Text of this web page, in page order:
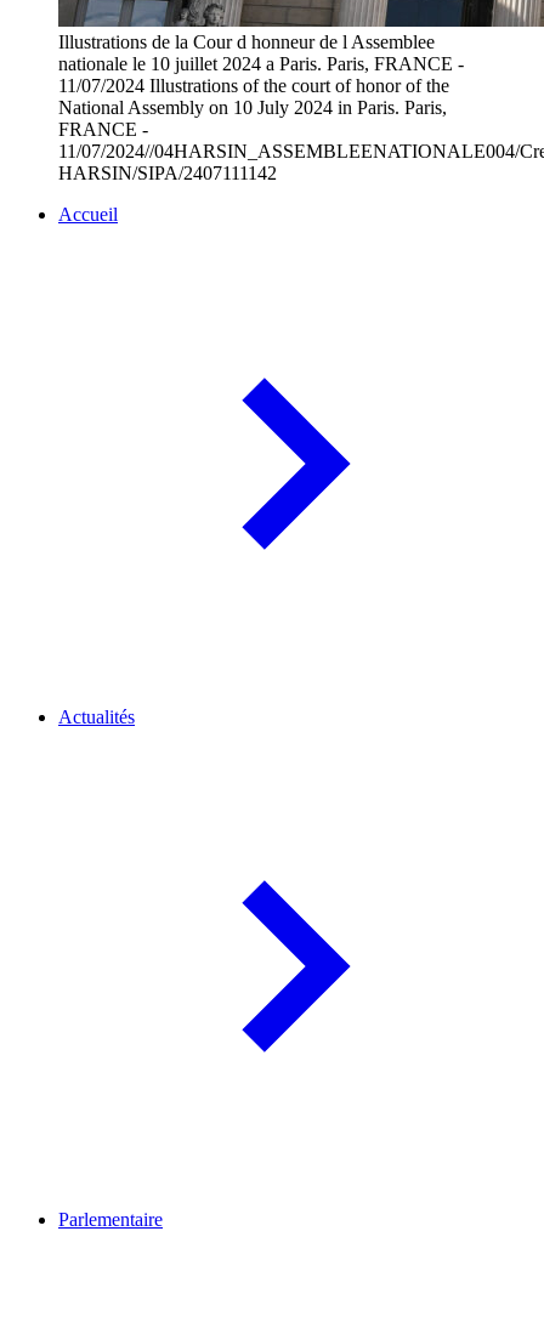
Illustrations de la Cour d honneur de l Assemblee
nationale le 10 juillet 2024 a Paris. Paris, FRANCE -
11/07/2024 Illustrations of the court of honor of the
National Assembly on 10 July 2024 in Paris. Paris,
FRANCE -
11/07/2024//04HARSIN_ASSEMBLEENATIONALE004/
HARSIN/SIPA/2407111142
Accueil
Actualités
Parlementaire